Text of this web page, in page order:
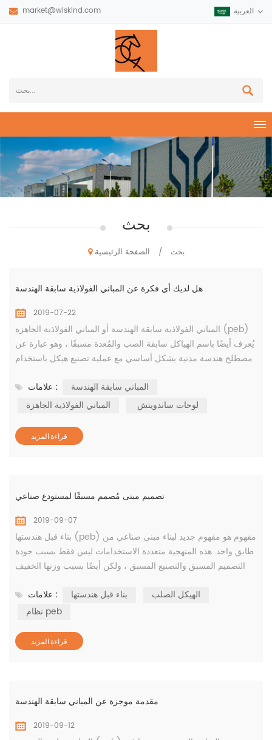
market@wiskind.com العربية
بحث
الصفحة الرئيسية / بحث
هل لديك أي فكرة عن المباني الفولاذية سابقة الهندسة
2019-07-22
المباني الفولاذية سابقة الهندسة أو المباني الفولاذية الجاهزة (peb)
يُعرف أيضًا باسم الهياكل سابقة الصب والمُعدة مسبقًا ، وهو عبارة عن
مصطلح هندسة مدنية بشكل أساسي مع عملية تصنيع هيكل باستخدام
قبل الشركة المصنعة للمباني الفولاذية سابقة الهندسة حيث يتم تطوير
مكونات إطارات الصلب مثل عوارض المقطع h والأعمدة الفولاذية.
علامات :
المباني سابقة الهندسة
المباني الفولاذية الجاهزة
لوحات ساندويتش
قراءة المزيد
تصميم مبنى مُصمم مسبقًا لمستودع صناعي
2019-09-07
بناء قبل هندستها (peb) مفهوم هو مفهوم جديد لبناء مبنى صناعي من
طابق واحد. هذه المنهجية متعددة الاستخدامات ليس فقط بسبب جودة
التصميم المسبق والتصنيع المسبق ، ولكن أيضًا بسبب وزنها الخفيف
لمتطلبات الأمثل. هذا المفهوم له العديد من المزايا على مفهوم المباني
الفولاذية التقليدية (csb) للمباني ذات الجمالون على السطح. الصلب
علامات : بناء قبل هندستها
الهيكل الصلب
نظام peb
قراءة المزيد
مقدمة موجزة عن المباني سابقة الهندسة
2019-09-12